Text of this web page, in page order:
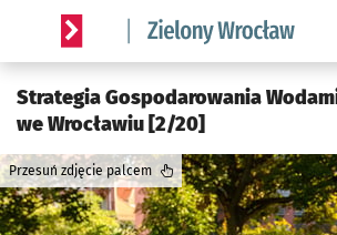
Serwis informacyjny wroclaw.pl
Strategia Gospodarowania
we Wrocławiu [2/20]
Przesuń zdjęcie palcem